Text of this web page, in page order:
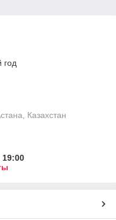
год
Казахстан
19:00